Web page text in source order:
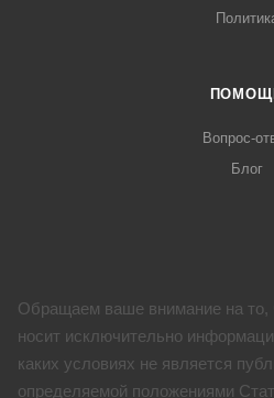
Вопрос-
Блог
Обращаем ваше внимание на то,
носит исключительно
каких условиях не является
определяемой положениями